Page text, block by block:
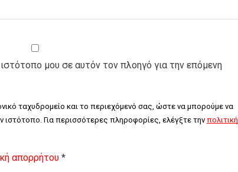
μου σε αυτόν τον πλοηγό για την επόμενη
ταχυδρομείο και το περιεχόμενό σας, ώστε να μπορούμε να
Για περισσότερες πληροφορίες, ελέγξτε την πολιτική
απορρήτου *